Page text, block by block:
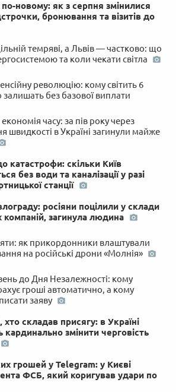
по-новому: як з серпня змінилися
бронювання та візитів до
темряві, а Львів — частково: що
та коли чекати світла
революцію: кому світить 6
залишать без базової виплати
часу: за пів року через
швидкості в Україні загинули майже
катастрофи: скільки Київ
без води та каналізації у разі
станції
росіяни поцілили у склади
компаній, загинула людина
як прикордонники влаштували
на російські дрони «Молнія»
до Дня Незалежності: кому
гроші автоматично, а кому
заяву
хто складав присягу: в Україні
змінити черговість
грошей у Telegram: у Києві
ФСБ, який коригував удари по